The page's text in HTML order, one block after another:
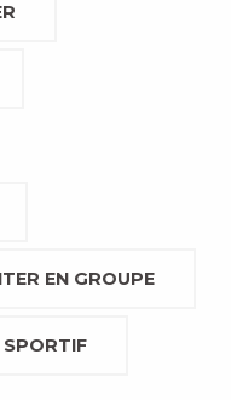
EN GROUPE
SPORTIF